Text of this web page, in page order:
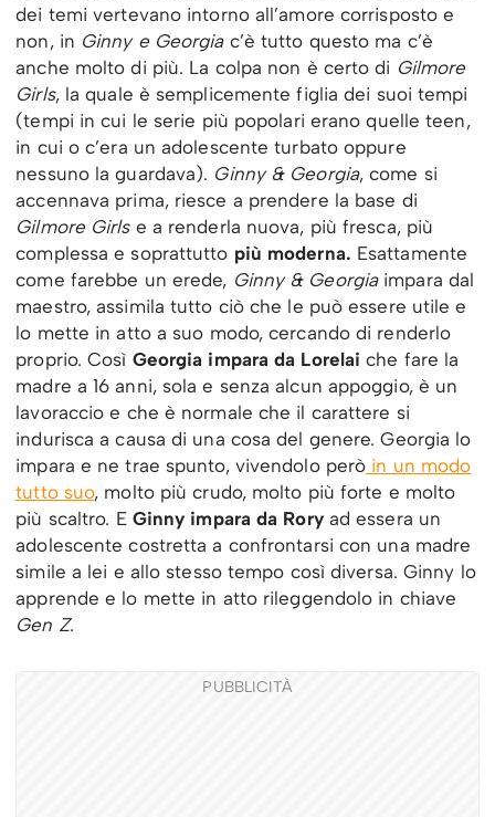
dei temi vertevano intorno all’amore corrisposto e
non, in Ginny e Georgiac’è tutto questo ma c’è
anche molto di più. La colpa non è certo di Gilmore
Girls, la quale è semplicemente figlia dei suoi tempi
(tempi in cui le serie più popolari erano quelle teen,
in cui o c’era un adolescente turbato oppure
nessuno la guardava). Ginny & Georgia, come si
accennava prima, riesce a prendere la base di
Gilmore Girlse a renderla nuova, più fresca, più
complessa e soprattutto più moderna. Esattamente
come farebbe un erede, Ginny & Georgiaimpara dal
maestro, assimila tutto ciò che le può essere utile e
lo mette in atto a suo modo, cercando di renderlo
proprio. Così Georgia impara da Lorelai che fare la
madre a 16 anni, sola e senza alcun appoggio, è un
lavoraccio e che è normale che il carattere si
indurisca a causa di una cosa del genere. Georgia lo
impara e ne trae spunto, vivendolo però in un modo
tutto suo, molto più crudo, molto più forte e molto
più scaltro. E Ginny impara da Roryad essera un
adolescente costretta a confrontarsi con una madre
simile a lei e allo stesso tempo così diversa. Ginny lo
apprende e lo mette in atto rileggendolo in chiave
Gen Z.
PUBBLICITÀ